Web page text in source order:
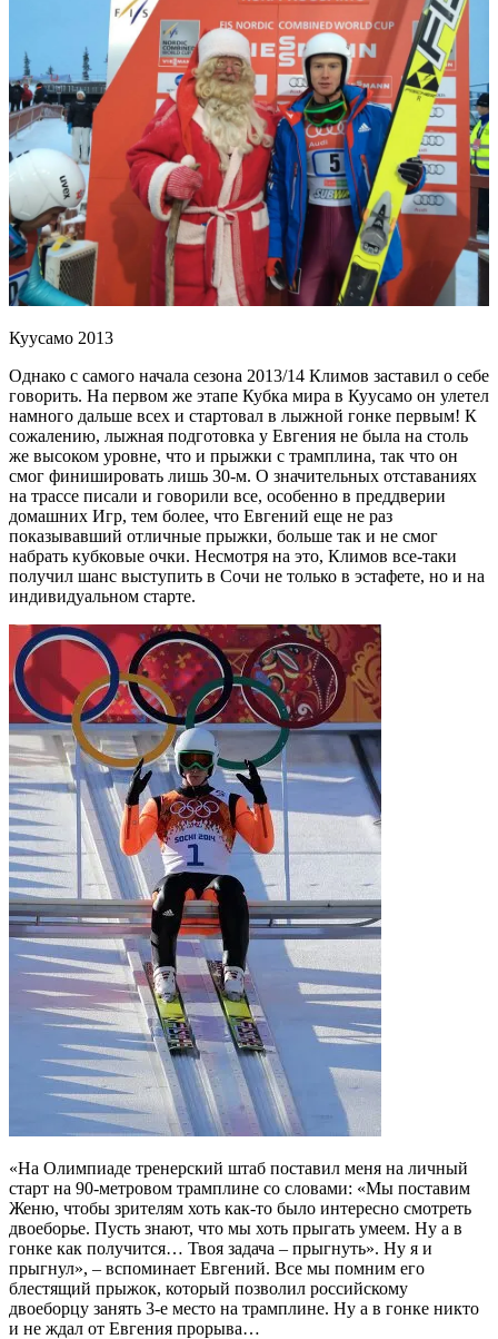
Куусамо 2013
Однако с самого начала сезона 2013/14 Климов заставил о себе
говорить. На первом же этапе Кубка мира в Куусамо он улетел
намного дальше всех и стартовал в лыжной гонке первым! К
сожалению, лыжная подготовка у Евгения не была на столь
же высоком уровне, что и прыжки с трамплина, так что он
смог финишировать лишь 30-м. О значительных отставаниях
на трассе писали и говорили все, особенно в преддверии
домашних Игр, тем более, что Евгений еще не раз
показывавший отличные прыжки, больше так и не смог
набрать кубковые очки. Несмотря на это, Климов все-таки
получил шанс выступить в Сочи не только в эстафете, но и на
индивидуальном старте.
«На Олимпиаде тренерский штаб поставил меня на личный
старт на 90-метровом трамплине со словами: «Мы поставим
Женю, чтобы зрителям хоть как-то было интересно смотреть
двоеборье. Пусть знают, что мы хоть прыгать умеем. Ну а в
гонке как получится… Твоя задача – прыгнуть». Ну я и
прыгнул», – вспоминает Евгений. Все мы помним его
блестящий прыжок, который позволил российскому
двоеборцу занять 3-е место на трамплине. Ну а в гонке никто
и не ждал от Евгения прорыва…